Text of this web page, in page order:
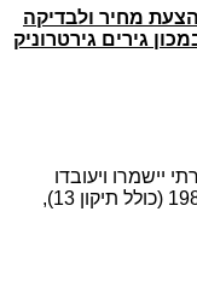
מחיר ולבדיקה
יישמרו ויעובדו
בהתאם לחוק הגנת הפרטיות, התשמ"א–1981 (כולל תיקון 13),